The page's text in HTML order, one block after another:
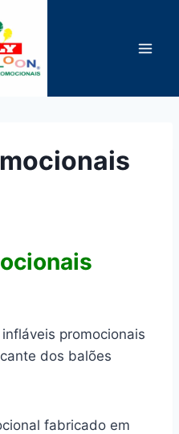
promocionais
dos balões
fabricado em